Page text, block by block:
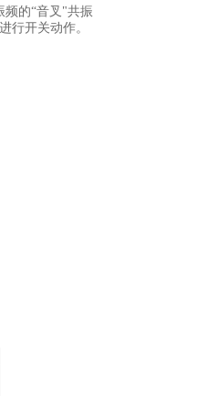
频的“音叉"共振
行开关动作。